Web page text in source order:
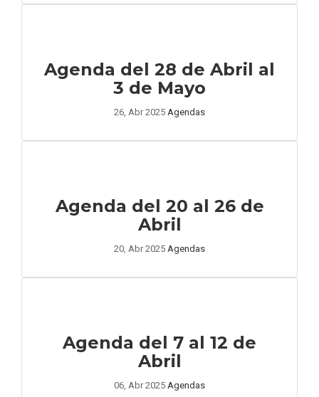
Agenda del 28 de Abril al
3 de Mayo
26, Abr 2025 Agendas
Agenda del 20 al 26 de
Abril
20, Abr 2025 Agendas
Agenda del 7 al 12 de
Abril
06, Abr 2025 Agendas